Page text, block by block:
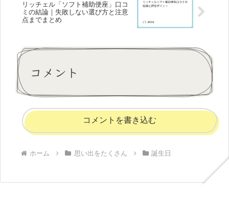
リッチェル「ソフト補助便座」口コ
ミの結論｜失敗しない選び方と注意
点までまとめ
コメント
コメントを書き込む
ホーム 思い出をたくさん 誕生日